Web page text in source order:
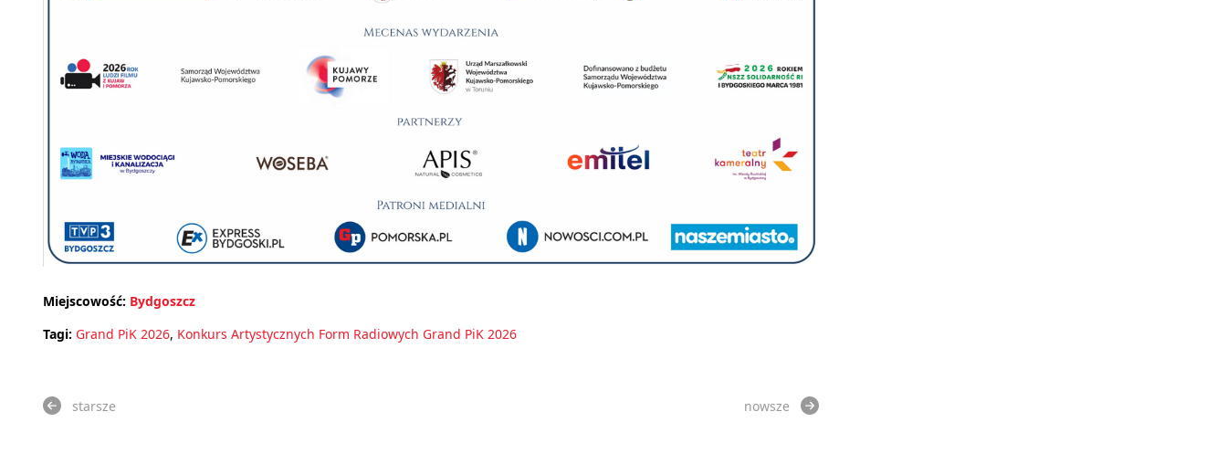
Miejscowość: Bydgoszcz
Tagi: Grand PiK 2026, Konkurs Artystycznych Form Radiowych Grand PiK 2026
starsze nowsze